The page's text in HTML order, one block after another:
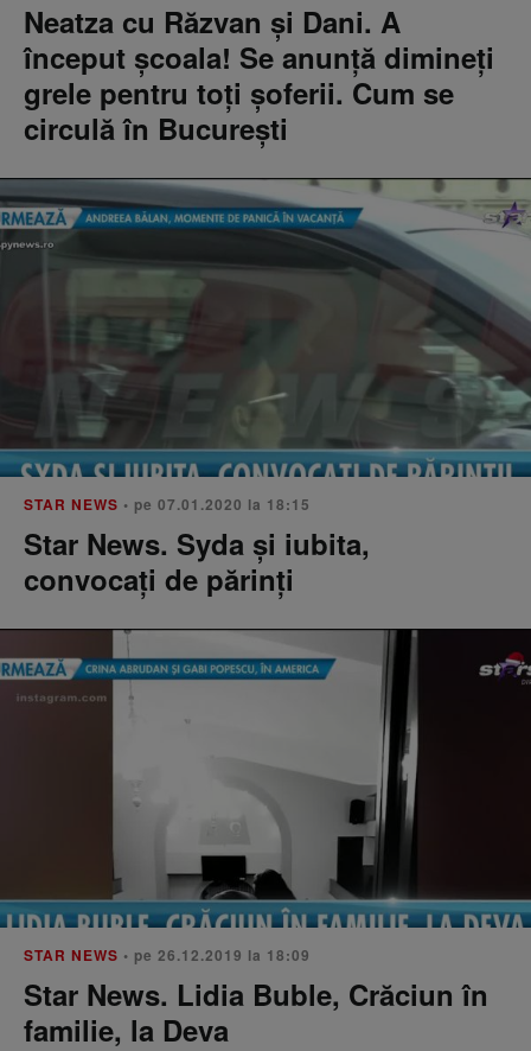
Neatza cu Răzvan și Dani. A
început școala! Se anunță dimineți
grele pentru toți șoferii. Cum se
circulă în București
STAR NEWS • pe 07.01.2020 la 18:15
Star News. Syda şi iubita,
convocaţi de părinţi
STAR NEWS • pe 26.12.2019 la 18:09
Star News. Lidia Buble, Crăciun în
familie, la Deva